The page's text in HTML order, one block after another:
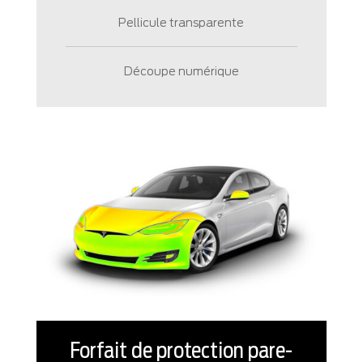
Pellicule transparente
Découpe numérique
Forfait de protection pare-